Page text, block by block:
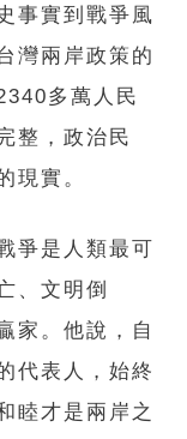
事實到戰爭風
灣兩岸政策的
多萬人民
整，政治民
現實。
爭是人類最可
、文明倒
家。他說，自
代表人，始終
睦才是兩岸之